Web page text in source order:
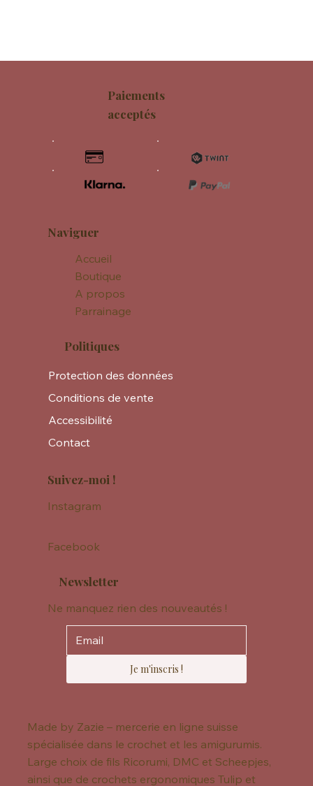
Naviguer
Accueil
Boutique
A propos
Parrainage
Politiques
Protection des données
Conditions de vente
Accessibilité
Contact
Suivez-moi !
Instagram
Facebook
Newsletter
Ne manquez rien des nouveautés !
Je m'inscris !
Made by Zazie – mercerie en ligne suisse
spécialisée dans le crochet et les amigurumis.
Large choix de fils Ricorumi, DMC et Scheepjes,
ainsi que de crochets ergonomiques Tulip et
Paiements
acceptés